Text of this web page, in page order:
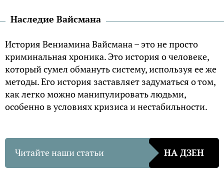
Наследие Вайсмана
История Вениамина Вайсмана – это не просто
криминальная хроника. Это история о человеке,
который сумел обмануть систему, используя ее же
методы. Его история заставляет задуматься о том,
как легко можно манипулировать людьми,
особенно в условиях кризиса и нестабильности.
Читайте наши статьи НА ДЗЕН